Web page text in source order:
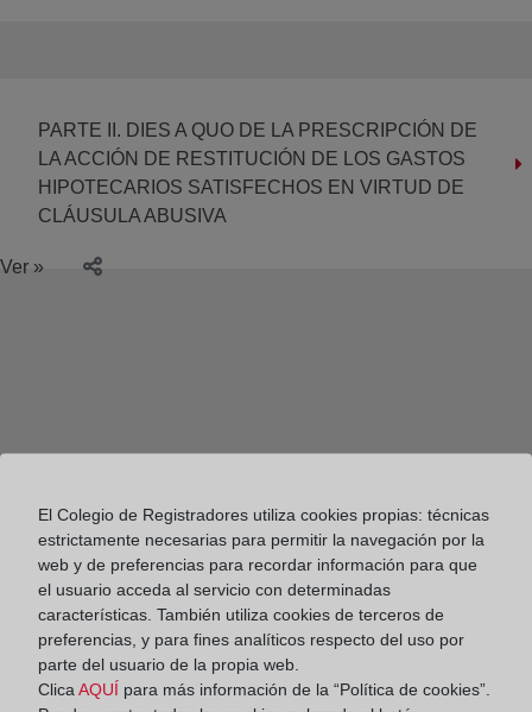
PARTE II. DIES A QUO DE LA PRESCRIPCIÓN DE
LA ACCIÓN DE RESTITUCIÓN DE LOS GASTOS
HIPOTECARIOS SATISFECHOS EN VIRTUD DE
CLÁUSULA ABUSIVA
Ver »
Colegio de Registradores
El Colegio de Registradores utiliza cookies propias: técnicas
estrictamente necesarias para permitir la navegación por la
web y de preferencias para recordar información para que
el usuario acceda al servicio con determinadas
características. También utiliza cookies de terceros de
preferencias, y para fines analíticos respecto del uso por
parte del usuario de la propia web.
Clica AQUÍ para más información de la “Política de cookies”.